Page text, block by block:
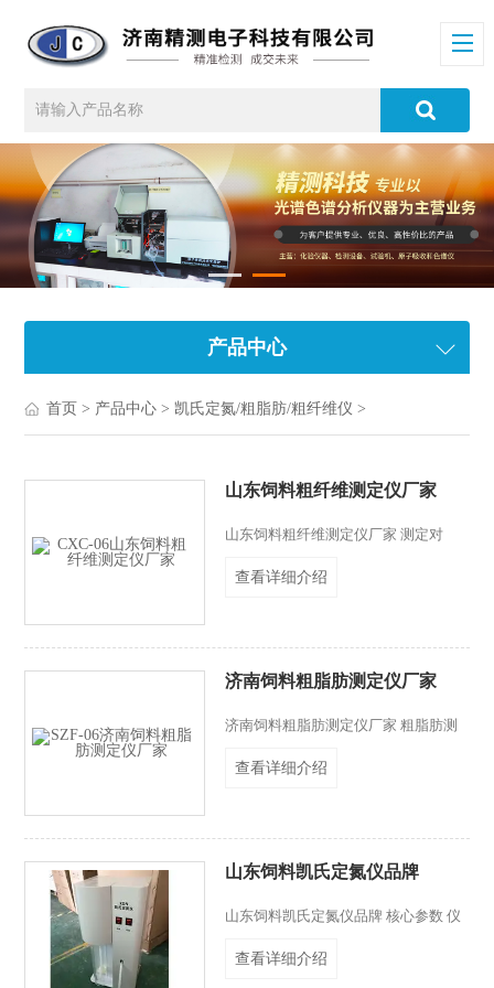
产品中心
首页 > 产品中心 >凯氏定氮/粗脂肪/粗纤维仪 >
山东饲料粗纤维测定仪厂家
山东饲料粗纤维测定仪厂家 测定对
需要测定粗纤维含量的农副产品 测试
含量在10%以上 相对差≦4%
查看详细介绍
济南饲料粗脂肪测定仪厂家
济南饲料粗脂肪测定仪厂家 粗脂肪测
据索氏抽提原理、用重量测定方法来测
测定结果符合国家(GB5512-85)标准，
各项指标及性能都达进口同类产品的要
求，是食品、油脂、饲料等行业测定脂
点和环境温度不同而调节加热温度，试
到快速测定
查看详细介绍
山东饲料凯氏定氮仪品牌
山东饲料凯氏定氮仪品牌 核心参数 仪
自动化程度：半自动定氮仪 测定范
查看详细介绍